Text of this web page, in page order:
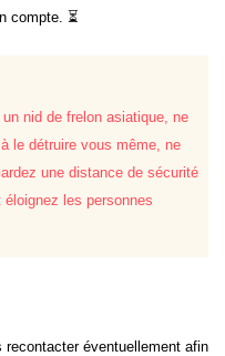
compte. ⏳
nid de frelon asiatique, ne
le détruire vous même, ne
une distance de sécurité
les personnes
éventuellement afin